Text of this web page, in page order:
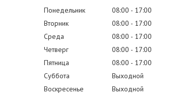
Понедельник 08:00
17:00
Вторник
08:00
17:00
Среда
08:00
17:00
Четверг
08:00
17:00
Пятница
08:00
17:00
Суббота
Выходной
Воскресенье
Выходной